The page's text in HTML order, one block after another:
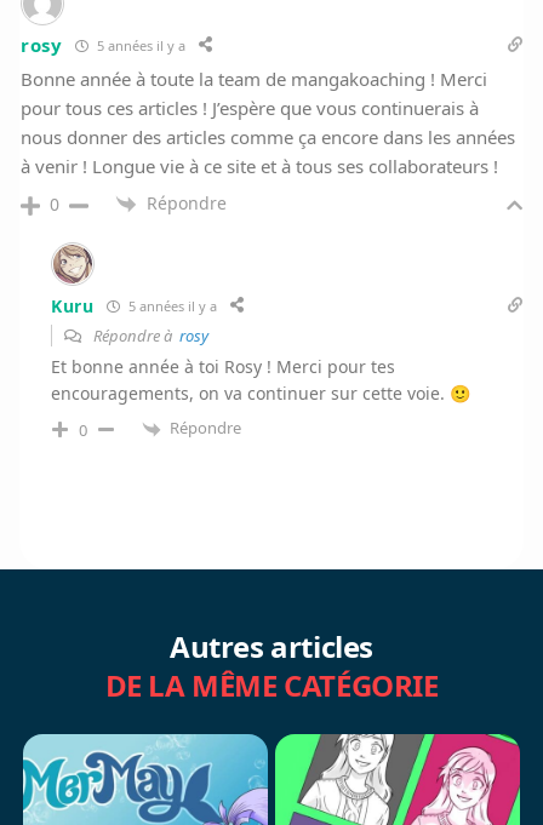
rosy 5 années il y a
Bonne année à toute la team de mangakoaching ! Merci
pour tous ces articles ! J’espère que vous continuerais à
nous donner des articles comme ça encore dans les années
à venir ! Longue vie à ce site et à tous ses collaborateurs !
0 Répondre
Kuru 5 années il y a
Répondre à rosy
Et bonne année à toi Rosy ! Merci pour tes
encouragements, on va continuer sur cette voie. 🙂
0 Répondre
Autres articles
DE LA MÊME CATÉGORIE